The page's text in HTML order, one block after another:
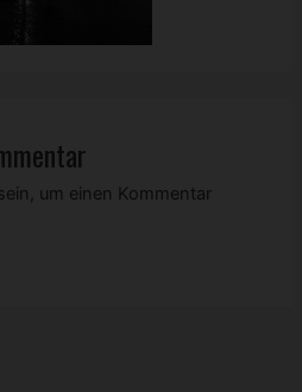
um einen Kommentar